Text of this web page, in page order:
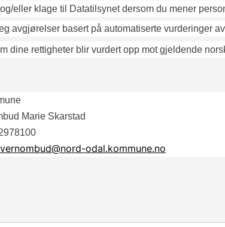
eller klage til Datatilsynet dersom du mener
avgjørelser basert på automatiserte vurderinger
dine rettigheter blir vurdert opp mot gjeldende
Marie Skarstad
odal.kommune.no